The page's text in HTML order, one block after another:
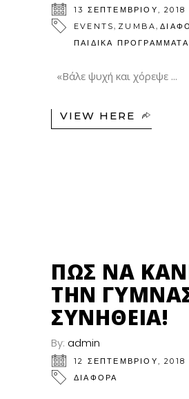
13 ΣΕΠΤΕΜΒΡΊΟΥ, 2018
EVENTS, ZUMBA,
ΠΑΙΔΙΚΆ
«Βάλε ψυχή και χόρεψε
VIEW HERE
ΠΩΣ ΝΑ
ΤΗΝ
ΣΥΝΉΘΕΙΑ!
By: admin
12 ΣΕΠΤΕΜΒΡΊΟΥ, 2018
ΔΙΑΦΟΡΑ